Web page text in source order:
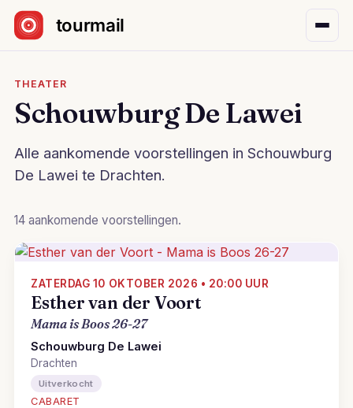
Sla navigatie over
THEATER
Schouwburg De Lawei
Alle aankomende voorstellingen in Schouwburg
De Lawei te Drachten.
14 aankomende voorstellingen.
ZATERDAG 10 OKTOBER 2026 • 20:00 UUR
Esther van der Voort
Mama is Boos 26-27
Schouwburg De Lawei
Drachten
Uitverkocht
CABARET